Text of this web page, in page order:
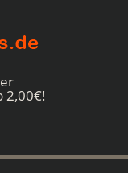
2,00€!